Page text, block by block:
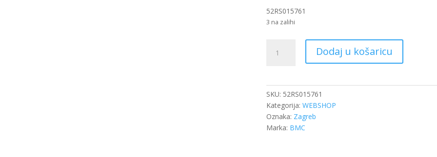
52RS015761
3 na zalihi
TEMPERATURE
Dodaj u košaricu
SKU: 52RS015761
Kategorija:WEBSHOP
Oznaka: Zagreb
Marka: BMC